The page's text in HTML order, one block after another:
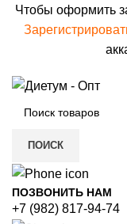
Чтобы оформить
ПОИСК
ПОЗВОНИТЬ НАМ
+7 (982) 817-94-74